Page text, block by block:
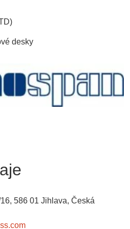
desky
586 01 Jihlava, Česká